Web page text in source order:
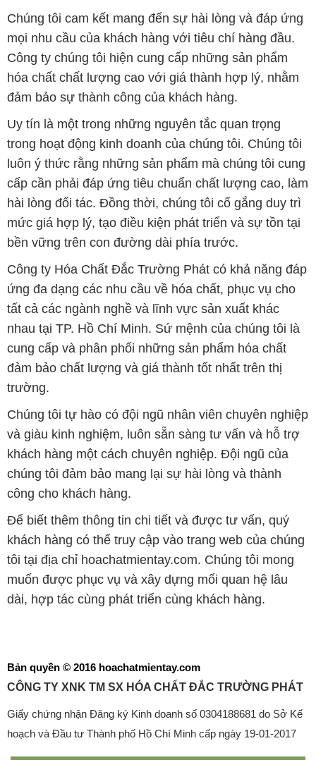
Chúng tôi cam kết mang đến sự hài lòng và đáp ứng
mọi nhu cầu của khách hàng với tiêu chí hàng đầu.
Công ty chúng tôi hiện cung cấp những sản phẩm
hóa chất chất lượng cao với giá thành hợp lý, nhằm
đảm bảo sự thành công của khách hàng.
Uy tín là một trong những nguyên tắc quan trọng
trong hoạt động kinh doanh của chúng tôi. Chúng tôi
luôn ý thức rằng những sản phẩm mà chúng tôi cung
cấp cần phải đáp ứng tiêu chuẩn chất lượng cao, làm
hài lòng đối tác. Đồng thời, chúng tôi cố gắng duy trì
mức giá hợp lý, tạo điều kiện phát triển và sự tồn tại
bền vững trên con đường dài phía trước.
Công ty Hóa Chất Đắc Trường Phát có khả năng đáp
ứng đa dạng các nhu cầu về hóa chất, phục vụ cho
tất cả các ngành nghề và lĩnh vực sản xuất khác
nhau tại TP. Hồ Chí Minh. Sứ mệnh của chúng tôi là
cung cấp và phân phối những sản phẩm hóa chất
đảm bảo chất lượng và giá thành tốt nhất trên thị
trường.
Chúng tôi tự hào có đội ngũ nhân viên chuyên nghiệp
và giàu kinh nghiệm, luôn sẵn sàng tư vấn và hỗ trợ
khách hàng một cách chuyên nghiệp. Đội ngũ của
chúng tôi đảm bảo mang lại sự hài lòng và thành
công cho khách hàng.
Để biết thêm thông tin chi tiết và được tư vấn, quý
khách hàng có thể truy cập vào trang web của chúng
tôi tại địa chỉ hoachatmientay.com. Chúng tôi mong
muốn được phục vụ và xây dựng mối quan hệ lâu
dài, hợp tác cùng phát triển cùng khách hàng.
Bản quyền © 2016 hoachatmientay.com
CÔNG TY XNK TM SX HÓA CHẤT ĐẮC TRƯỜNG PHÁT
Giấy chứng nhận Đăng ký Kinh doanh số 0304188681 do Sở Kế
hoạch và Đầu tư Thành phố Hồ Chí Minh cấp ngày 19-01-2017